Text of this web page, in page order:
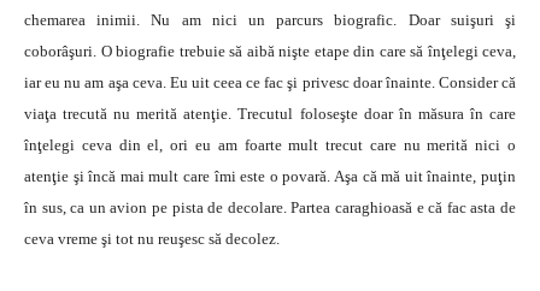
chemarea inimii. Nu am nici un parcurs biografic. Doar suişuri şi
coborâşuri. O bio­grafie trebuie să aibă nişte etape din care să înţelegi ce­va,
iar eu nu am aşa ceva. Eu uit ceea ce fac şi privesc doar înainte. Consider că
via­ţa trecută nu merită aten­ţie. Trecutul foloseşte doar în măsura în care
înţelegi ceva din el, ori eu am foarte mult trecut care nu merită nici o
atenţie şi încă mai mult care îmi este o povară. Aşa că mă uit înainte, puţin
în sus, ca un avion pe pista de deco­lare. Partea caraghioasă e că fac asta de
ceva vreme şi tot nu reuşesc să decolez.